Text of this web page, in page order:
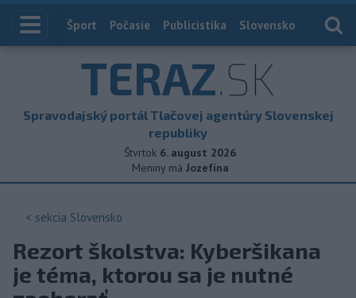
Index
Šport Počasie Publicistika Slovensko
TERAZ.SK
Spravodajský portál Tlačovej agentúry Slovenskej
republiky
Štvrtok 6. august 2026
Meniny má Jozefína
< sekcia Slovensko
Rezort školstva: Kyberšikana
je téma, ktorou sa je nutné